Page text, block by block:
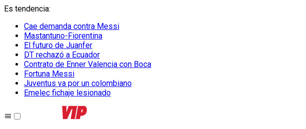
Es tendencia:
Cae demanda contra Messi
Mastantuno-Fiorentina
El futuro de Juanfer
DT rechazó a Ecuador
Contrato de Enner Valencia con Boca
Fortuna Messi
Juventus va por un colombiano
Emelec fichaje lesionado